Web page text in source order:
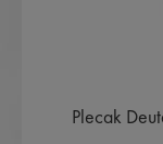
Plecak